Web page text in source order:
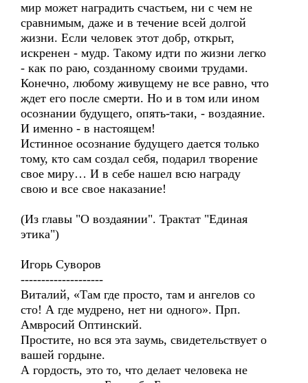
мир может наградить счастьем, ни с чем не
сравнимым, даже и в течение всей долгой
жизни. Если человек этот добр, открыт,
искренен - мудр. Такому идти по жизни легко
- как по раю, созданному своими трудами.
Конечно, любому живущему не все равно, что
ждет его после смерти. Но и в том или ином
осознании будущего, опять-таки, - воздаяние.
И именно - в настоящем!
Истинное осознание будущего дается только
тому, кто сам создал себя, подарил творение
свое миру… И в себе нашел всю награду
свою и все свое наказание!
(Из главы "О воздаянии". Трактат "Единая
этика")
Игорь Суворов
--------------------
Виталий, «Там где просто, там и ангелов со
сто! А где мудрено, нет ни одного». Прп.
Амвросий Оптинский.
Простите, но вся эта заумь, свидетельствует о
вашей гордыне.
А гордость, это то, что делает человека не